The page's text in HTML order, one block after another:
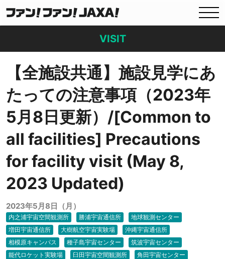
VISIT
【全施設共通】施設見学にあ
たっての注意事項（2023年
5月8日更新）/[Common to
all facilities] Precautions
for facility visit (May 8,
2023 Updated)
2023年5月8日（月）
内之浦宇宙空間観測所 勝浦宇宙通信所
地球観測センター
増田宇宙通信所
大樹航空宇宙実験場
沖縄宇宙通信所
相模原キャンパス
種子島宇宙センター
筑波宇宙センター
能代ロケット実験場
臼田宇宙空間観測所
角田宇宙センター